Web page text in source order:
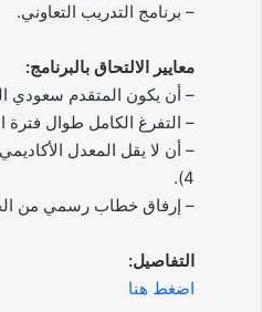
– برنامج التدريب التعاوني.
معايير الالتحاق بالبرنامج:
– أن يكون المتقدم سعودي
– التفرغ الكامل طوال فترة
4).
– إرفاق خطاب رسمي من
التفاصيل:
اضغط هنا